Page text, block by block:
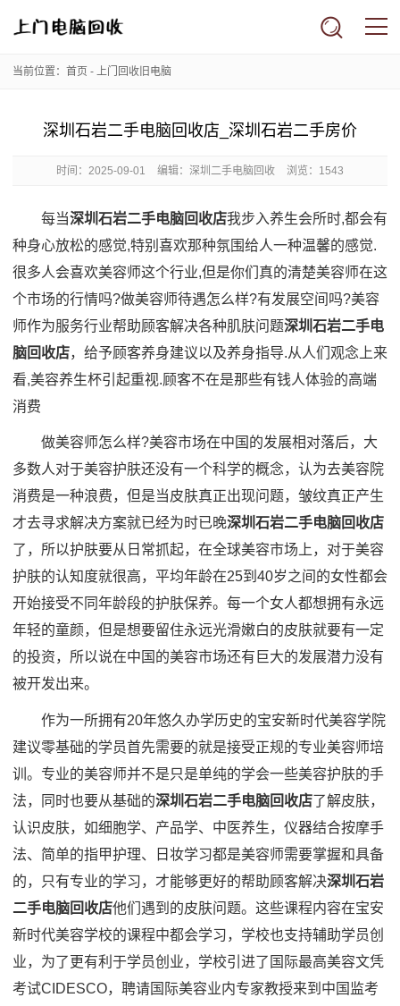
当前位置： 首页 - 上门回收旧电脑
深圳石岩二手电脑回收店_深圳石岩二手房价
时间： 2025-09-01 编辑：深圳二手电脑回收 浏览：1543
每当深圳石岩二手电脑回收店我步入养生会所时,都会有
种身心放松的感觉,特别喜欢那种氛围给人一种温馨的感觉.
很多人会喜欢美容师这个行业,但是你们真的清楚美容师在这
个市场的行情吗?做美容师待遇怎么样?有发展空间吗?美容
师作为服务行业帮助顾客解决各种肌肤问题深圳石岩二手电
脑回收店，给予顾客养身建议以及养身指导.从人们观念上来
看,美容养生杯引起重视.顾客不在是那些有钱人体验的高端
消费
做美容师怎么样?美容市场在中国的发展相对落后，大
多数人对于美容护肤还没有一个科学的概念，认为去美容院
消费是一种浪费，但是当皮肤真正出现问题，皱纹真正产生
才去寻求解决方案就已经为时已晚深圳石岩二手电脑回收店
了，所以护肤要从日常抓起，在全球美容市场上，对于美容
护肤的认知度就很高，平均年龄在25到40岁之间的女性都会
开始接受不同年龄段的护肤保养。每一个女人都想拥有永远
年轻的童颜，但是想要留住永远光滑嫩白的皮肤就要有一定
的投资，所以说在中国的美容市场还有巨大的发展潜力没有
被开发出来。
作为一所拥有20年悠久办学历史的宝安新时代美容学院
建议零基础的学员首先需要的就是接受正规的专业美容师培
训。专业的美容师并不是只是单纯的学会一些美容护肤的手
法，同时也要从基础的深圳石岩二手电脑回收店了解皮肤，
认识皮肤，如细胞学、产品学、中医养生，仪器结合按摩手
法、简单的指甲护理、日妆学习都是美容师需要掌握和具备
的，只有专业的学习，才能够更好的帮助顾客解决深圳石岩
二手电脑回收店他们遇到的皮肤问题。这些课程内容在宝安
新时代美容学校的课程中都会学习，学校也支持辅助学员创
业，为了更有利于学员创业，学校引进了国际最高美容文凭
考试CIDESCO，聘请国际美容业内专家教授来到中国监考